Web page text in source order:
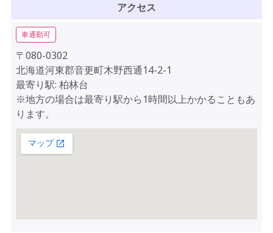
アクセス
車通勤可
〒080-0302
北海道河東郡音更町木野西通14-2-1
最寄り駅: 柏林台
※地方の場合は最寄り駅から1時間以上かかることもあ
ります。